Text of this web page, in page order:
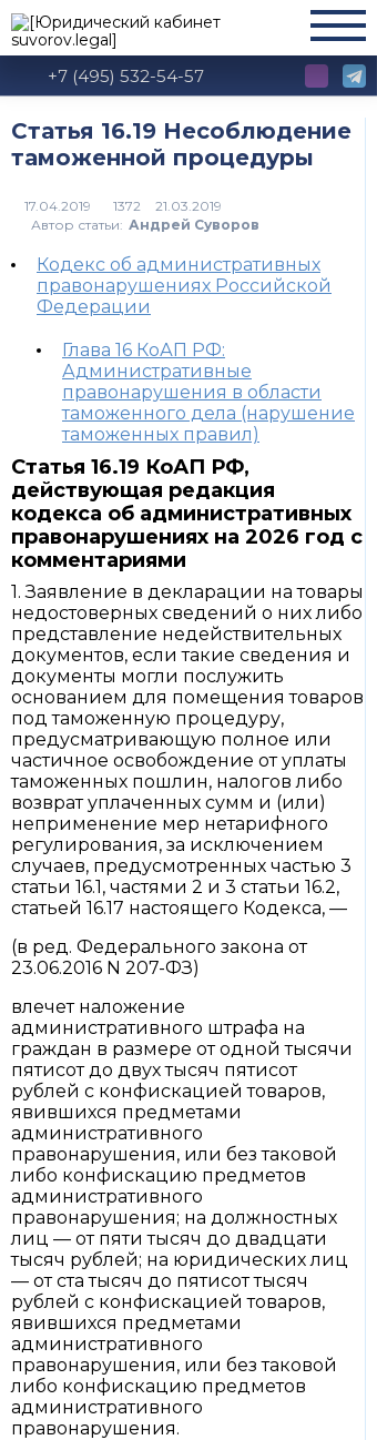
+7 (495) 532-54-57
Статья 16.19 Несоблюдение
таможенной процедуры
1372
Автор статьи: Андрей Суворов
Кодекс об административных
правонарушениях Российской
Федерации
Глава 16 КоАП РФ:
Административные
правонарушения в области
таможенного дела (нарушение
таможенных правил)
Статья 16.19 КоАП РФ,
действующая редакция
кодекса об административных
правонарушениях на 2026 год с
комментариями
1. Заявление в декларации на товары
недостоверных сведений о них либо
представление недействительных
документов, если такие сведения и
документы могли послужить
основанием для помещения товаров
под таможенную процедуру,
предусматривающую полное или
частичное освобождение от уплаты
таможенных пошлин, налогов либо
возврат уплаченных сумм и (или)
неприменение мер нетарифного
регулирования, за исключением
случаев, предусмотренных частью 3
статьи 16.1, частями 2 и 3 статьи 16.2,
статьей 16.17 настоящего Кодекса, —
(в ред. Федерального закона от
23.06.2016 N 207-ФЗ)
влечет наложение
административного штрафа на
граждан в размере от одной тысячи
пятисот до двух тысяч пятисот
рублей с конфискацией товаров,
явившихся предметами
административного
правонарушения, или без таковой
либо конфискацию предметов
административного
правонарушения; на должностных
лиц — от пяти тысяч до двадцати
тысяч рублей; на юридических лиц
— от ста тысяч до пятисот тысяч
рублей с конфискацией товаров,
явившихся предметами
административного
правонарушения, или без таковой
либо конфискацию предметов
административного
правонарушения.